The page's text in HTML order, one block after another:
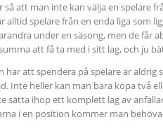
så att man inte kan välja en spelare
alltid spelare från en enda liga som
under en säsong, men de får
att få ta med i sitt lag, och ju
har att spendera på spelare är
Inte heller kan man bara köpa två
sätta ihop ett komplett lag av
i en position kommer man